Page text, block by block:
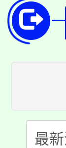
代
轉
《
程
系
轉
縣
踴
桃
展
義
「